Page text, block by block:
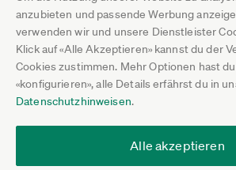
anzubieten und passende Werbung
verwenden wir und unsere Dienstleister
Klick auf «Alle Akzeptieren» kannst du der
Cookies zustimmen. Mehr Optionen hast
«konfigurieren», alle Details erfährst du in
Datenschutzhinweisen.
Alle akzeptieren
Datenschutz
Pressebereich
Jobs